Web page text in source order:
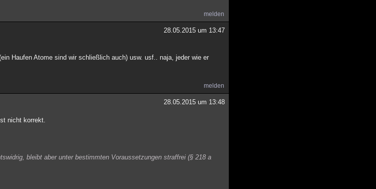
melden
28.05.2015 um 13:47
Haufen Atome sind wir schließlich auch) usw. usf.. naja, jeder wie er
melden
28.05.2015 um 13:48
nicht korrekt.
bleibt aber unter bestimmten Voraussetzungen straffrei (§ 218 a